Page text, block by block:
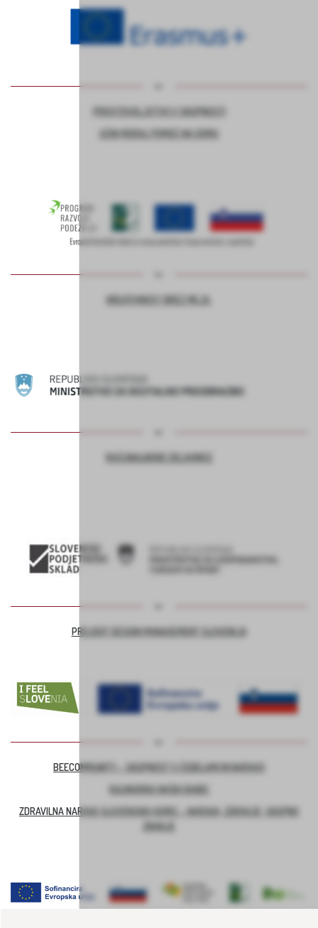
PROSTOVOLJSTVO V SKUPNOSTI
UČNI MODUL POMOČ NA DOMU
KREATIVNOST BREZ MEJA
RAČUNALNIŠKE DELAVNICE
PROJEKT DESIGN MANAGEMENT SLOVENIJA
BEECOMMUNITY – SKUPNOST S ČEBELAMI IN NARAVO
KULINARIKA NAŠIH BABIC
ZDRAVILNA NARAVA SLOVENSKIH GORIC – NARAVA, ZDRAVJE, SKUPNO
ZNANJE